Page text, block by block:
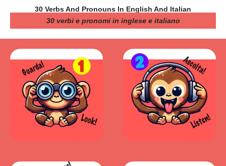
30 Verbs And Pronouns In English And Italian
30 verbi e pronomi in inglese e italiano